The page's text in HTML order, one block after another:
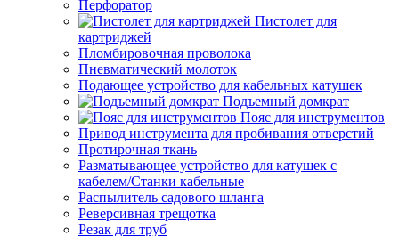
Перфоратор
Пистолет для
картриджей
Пломбировочная проволока
Пневматический молоток
Подающее устройство для кабельных катушек
Подъемный домкрат
Пояс для инструментов
Привод инструмента для пробивания отверстий
Протирочная ткань
Разматывающее устройство для катушек с
кабелем/Станки кабельные
Распылитель садового шланга
Реверсивная трещотка
Резак для труб